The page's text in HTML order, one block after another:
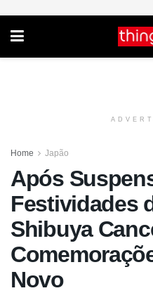
Home Japão
Após
Festividades
Shibuya
Novo